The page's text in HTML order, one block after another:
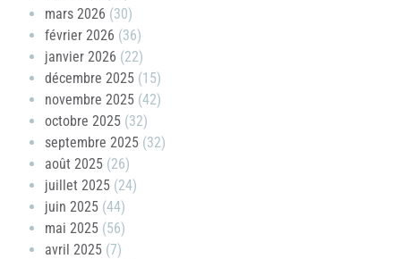
mars 2026 (30)
février 2026 (36)
janvier 2026 (22)
décembre 2025 (15)
novembre 2025 (42)
octobre 2025 (32)
septembre 2025 (32)
août 2025 (26)
juillet 2025 (24)
juin 2025 (44)
mai 2025 (56)
avril 2025 (7)